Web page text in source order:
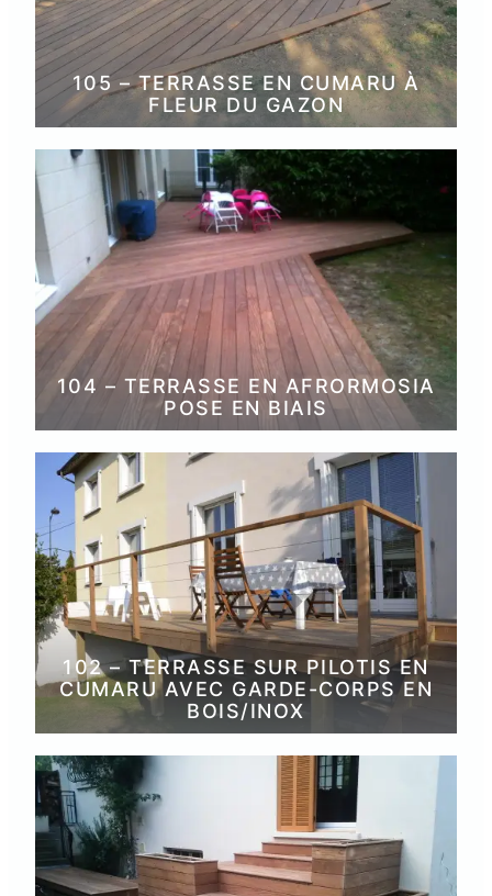
105 – TERRASSE EN CUMARU À
FLEUR DU GAZON
104 – TERRASSE EN AFRORMOSIA
POSE EN BIAIS
102 – TERRASSE SUR PILOTIS EN
CUMARU AVEC GARDE-CORPS EN
BOIS/INOX